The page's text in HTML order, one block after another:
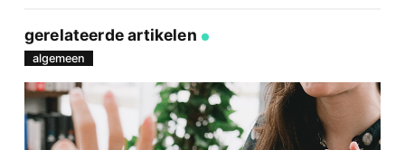
gerelateerde artikelen
algemeen